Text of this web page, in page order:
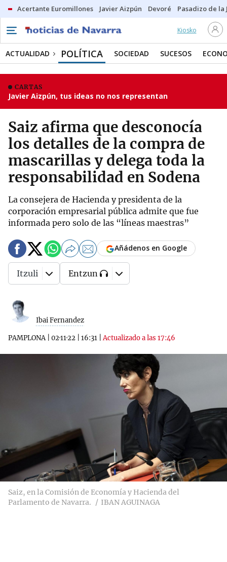
Acertante Euromillones Javier Aizpún Devoré Pasadizo de la
Kiosko
ACTUALIDAD POLÍTICA SOCIEDAD SUCESOS
CARTAS
Javier Aizpún, tus ideas no nos representan
Saiz afirma que desconocía
los detalles de la compra de
mascarillas y delega toda la
responsabilidad en Sodena
La consejera de Hacienda y presidenta de la
corporación empresarial pública admite que fue
informada pero solo de las “líneas maestras”
Ibai Fernandez
PAMPLONA| 02·11·22 16:31 |Actualizado a las 17:46
Añádenos en Google
Itzuli Entzun
Saiz, en la Comisión de Economía y Hacienda del
Parlamento de Navarra.
IBAN AGUINAGA